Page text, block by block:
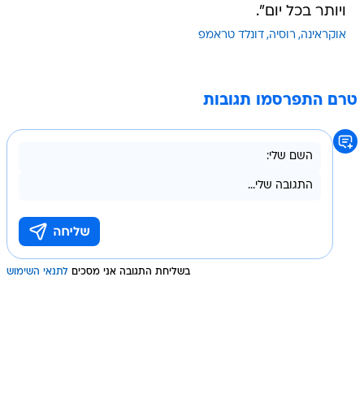
ויותר בכל יום".
אוקראינה רוסיה דונלד טראמפ
טרם התפרסמו תגובות
בשליחת התגובה אני מסכים לתנאי השימוש